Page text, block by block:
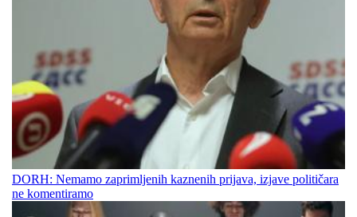
DORH: Nemamo zaprimljenih kaznenih prijava, izjave političara
ne komentiramo